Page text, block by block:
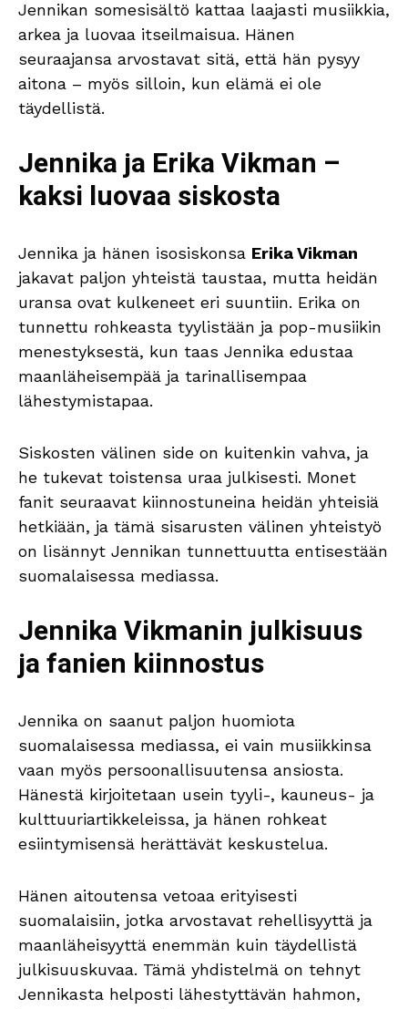
Jennikan somesisältö kattaa laajasti musiikkia,
arkea ja luovaa itseilmaisua. Hänen
seuraajansa arvostavat sitä, että hän pysyy
aitona – myös silloin, kun elämä ei ole
täydellistä.
Jennika ja Erika Vikman –
kaksi luovaa siskosta
Jennika ja hänen isosiskonsa Erika Vikman
jakavat paljon yhteistä taustaa, mutta heidän
uransa ovat kulkeneet eri suuntiin. Erika on
tunnettu rohkeasta tyylistään ja pop-musiikin
menestyksestä, kun taas Jennika edustaa
maanläheisempää ja tarinallisempaa
lähestymistapaa.
Siskosten välinen side on kuitenkin vahva, ja
he tukevat toistensa uraa julkisesti. Monet
fanit seuraavat kiinnostuneina heidän yhteisiä
hetkiään, ja tämä sisarusten välinen yhteistyö
on lisännyt Jennikan tunnettuutta entisestään
suomalaisessa mediassa.
Jennika Vikmanin julkisuus
ja fanien kiinnostus
Jennika on saanut paljon huomiota
suomalaisessa mediassa, ei vain musiikkinsa
vaan myös persoonallisuutensa ansiosta.
Hänestä kirjoitetaan usein tyyli-, kauneus- ja
kulttuuriartikkeleissa, ja hänen rohkeat
esiintymisensä herättävät keskustelua.
Hänen aitoutensa vetoaa erityisesti
suomalaisiin, jotka arvostavat rehellisyyttä ja
maanläheisyyttä enemmän kuin täydellistä
julkisuuskuvaa. Tämä yhdistelmä on tehnyt
Jennikasta helposti lähestyttävän hahmon,